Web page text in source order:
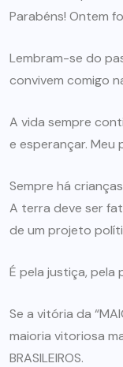
Parabéns! Ontem
Lembram-se do
convivem comigo
A vida sempre
e esperançar. Meu
Sempre há
A terra deve ser
de um projeto
É pela justiça, pela
Se a vitória da
maioria vitoriosa
BRASILEIROS.